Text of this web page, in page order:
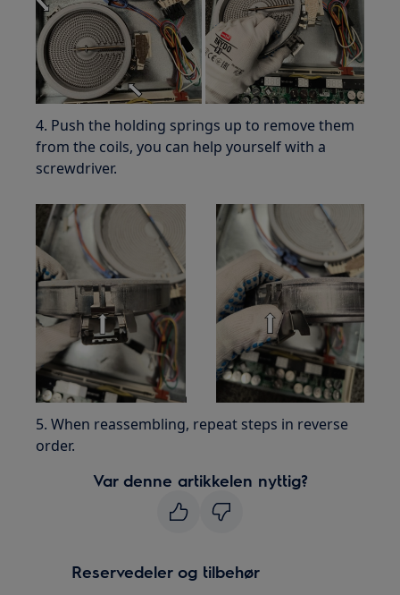
4. Push the holding springs up to remove them
from the coils, you can help yourself with a
screwdriver.
5. When reassembling, repeat steps in reverse
order.
Var denne artikkelen nyttig?
Reservedeler og tilbehør